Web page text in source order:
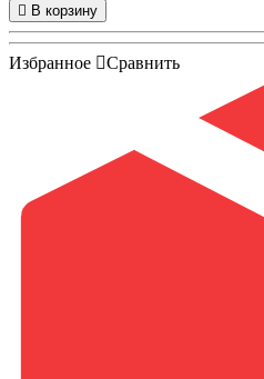
В корзину
Избранное Сравнить